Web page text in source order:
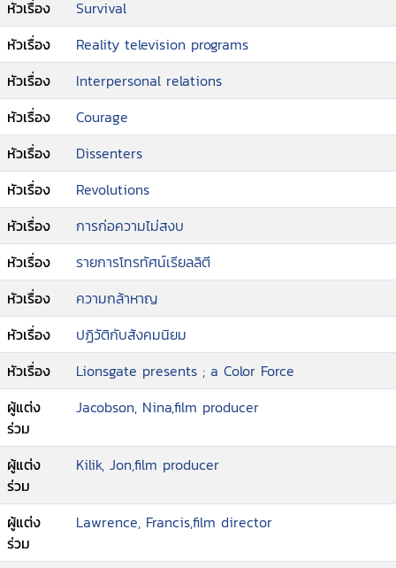
หมายสังหารประธานาธิบดีสโนว์ด้วยใจมุ่งมั่นเด็ดเดี่ยว
การปลุกเร้ามวลชนของเธอนั้นได้ผลอยู่แล้ว ฝีมือการ
ยิงธนูนั้นก็ร้ายกาจ การจะจัดการกับผู้นำเผด็จการนั้น
ยากเพียงแค่การฝ่าไปให้ถึงทำเนียบเท่านั้น ซึ่งเธอ
จำเป็นต้องอาศัยความร่วมมือจากทีมแคทนิส ร่วม
เพื่อนๆ อย่าง พีต้า, เกล ฮอว์ธอร์น เฮย์มิตช์ ร่วมด้วย
ฟินนิค เครสสิด้า บ็อกกส์ และ บีที ร่วมฝ่าฟันไม่แยก
กันแข่งกันเหมือนอย่างเคยแล้ว เพราะพวกเขาเหมือนมี
ศัตรูคนเดียวกัน นั่นคือสโนว์ ภารกิจที่ไม่ง่าย แถมยัง
ต้องผจญกับเรื่องรักสามเส้า และกับดักมากมาย
ระหว่างทาง แล้วสุดท้าย บทลงเอยมันจะเป็นเช่นไร ใน
ภารกิจคืนเอกภาพให้กับเขต 13 และร่วมเผชิญหน้ากับ
ประธานาธิบดีสโนว์ โดยเป้าหมายสำคัญคือการปิดฉาก
การข่มเหงจากแคปปิตอล
หัวเรื่อง
Survival
หัวเรื่อง
Reality television programs
หัวเรื่อง
Interpersonal relations
หัวเรื่อง
Courage
หัวเรื่อง
Dissenters
หัวเรื่อง
Revolutions
หัวเรื่อง
การก่อความไม่สงบ
หัวเรื่อง
รายการโทรทัศน์เรียลลิตี
หัวเรื่อง
ความกล้าหาญ
หัวเรื่อง
ปฏิวัติกับสังคมนิยม
หัวเรื่อง
Lionsgate presents ; a Color Force
ผู้แต่ง
ร่วม
Jacobson, Nina,film producer
ผู้แต่ง
ร่วม
Kilik, Jon,film producer
ผู้แต่ง
ร่วม
Lawrence, Francis,film director